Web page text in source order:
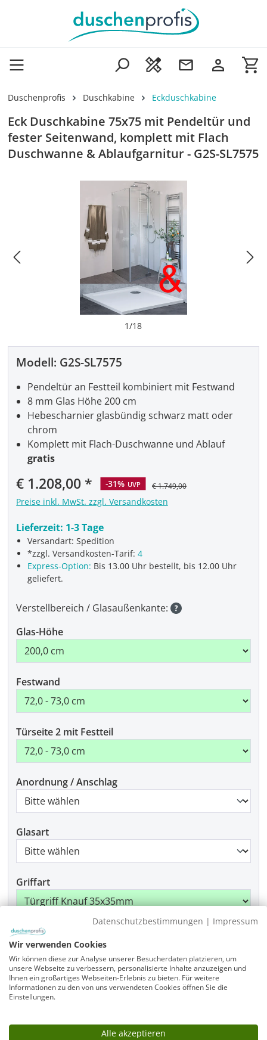
Zum Hauptinhalt springen
Duschenprofis Duschkabine Eckduschkabine
Eck Duschkabine 75x75 mit Pendeltür und
fester Seitenwand, komplett mit Flach
Duschwanne & Ablaufgarnitur - G2S-SL7575
Bildergalerie überspringen
1/18
Modell: G2S-SL7575
Verkaufspreis:
€ 1.208,00 -31% UVP € 1.749,00
Preise inkl. MwSt. zzgl. Versandkosten
Lieferzeit: 1-3 Tage
Versandart: Spedition
*zzgl. Versandkosten-Tarif:4
Express-Option: Bis 13.00 Uhr bestellt, bis 12.00 Uhr
geliefert.
Pendeltür an Festteil kombiniert mit Festwand
8 mm Glas Höhe 200 cm
Hebescharnier glasbündig schwarz matt oder
chrom
Komplett mit Flach-Duschwanne und Ablauf
gratis
Verstellbereich / Glasaußenkante:
Glas-Höhe
Festwand
Türseite 2 mit Festteil
Anordnung / Anschlag
Glasart
Griffart
Beschlagfarbe
Produkt Anzahl: Gib den gewünschten
In den Warenkorb
Datenschutzbestimmungen | Impressum
Wir verwenden Cookies
Wir können diese zur Analyse unserer Besucherdaten platzieren, um
unsere Webseite zu verbessern, personalisierte Inhalte anzuzeigen und
Ihnen ein großartiges Webseiten-Erlebnis zu bieten. Für weitere
Informationen zu den von uns verwendeten Cookies öffnen Sie die
Einstellungen.
Alle akzeptieren